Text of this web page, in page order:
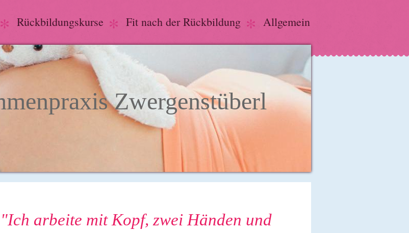
Rückbildungskurse Fit nach der Rückbildung Allgemein
Zwergenstüberl
"Ich arbeite mit Kopf, zwei Händen und